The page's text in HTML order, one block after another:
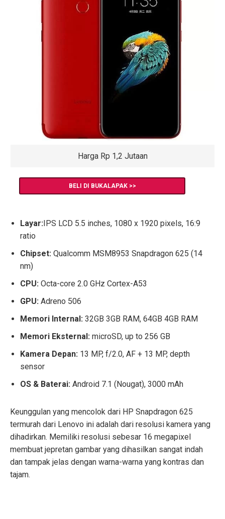
Harga Rp 1,2 Jutaan
BELI DI BUKALAPAK >>
Layar:IPS LCD 5.5 inches, 1080 x 1920 pixels, 16:9
ratio
Chipset: Qualcomm MSM8953 Snapdragon 625 (14
nm)
CPU: Octa-core 2.0 GHz Cortex-A53
GPU: Adreno 506
Memori Internal: 32GB 3GB RAM, 64GB 4GB RAM
Memori Eksternal: microSD, up to 256 GB
Kamera Depan: 13 MP, f/2.0, AF + 13 MP, depth
sensor
OS & Baterai: Android 7.1 (Nougat), 3000 mAh
Keunggulan yang mencolok dari HP Snapdragon 625
termurah dari Lenovo ini adalah dari resolusi kamera yang
dihadirkan. Memiliki resolusi sebesar 16 megapixel
membuat jepretan gambar yang dihasilkan sangat indah
dan tampak jelas dengan warna-warna yang kontras dan
tajam.